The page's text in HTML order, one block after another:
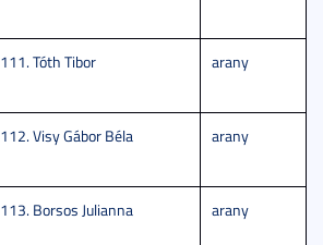
111. Tóth Tibor arany
112. Visy Gábor Béla arany
113. Borsos Julianna arany